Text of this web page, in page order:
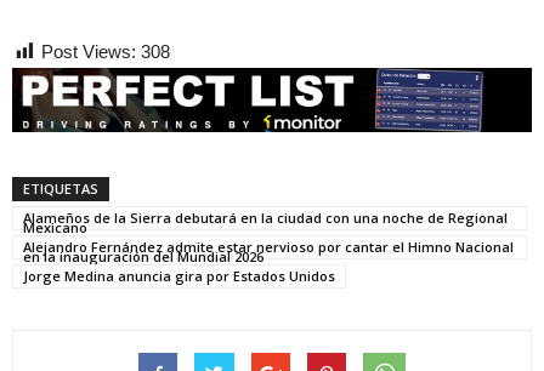
Post Views: 308
ETIQUETAS
Alameños de la Sierra debutará en la ciudad con una noche de Regional
Mexicano
Alejandro Fernández admite estar nervioso por cantar el Himno Nacional
en la inauguración del Mundial 2026
Jorge Medina anuncia gira por Estados Unidos